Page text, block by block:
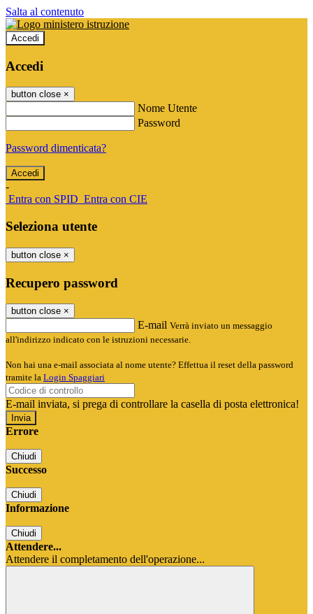
Salta al contenuto
Accedi
Accedi
button close ×
Nome Utente
Password
Password dimenticata?
-
Entra con SPID Entra con CIE
Seleziona utente
button close ×
Recupero password
button close ×
E-mail Verrà inviato un messaggio
all'indirizzo indicato con le istruzioni necessarie.
Non hai una e-mail associata al nome utente? Effettua il reset della password
tramite la Login Spaggiari
E-mail inviata, si prega di controllare la casella di posta elettronica!
Errore
Chiudi
Successo
Chiudi
Informazione
Chiudi
Attendere...
Attendere il completamento dell'operazione...